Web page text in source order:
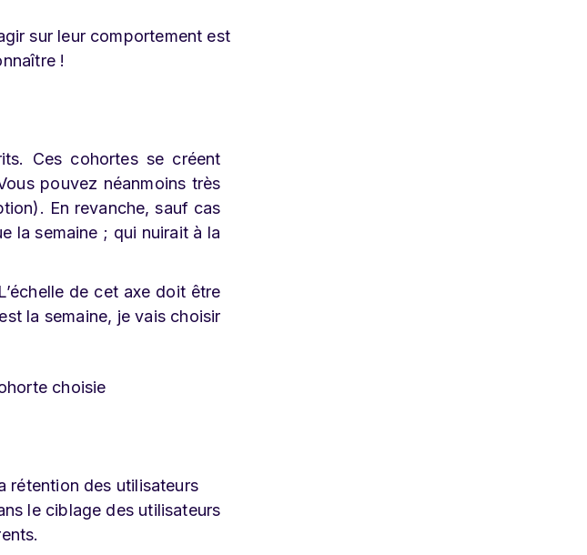
sur leur comportement est
!
Ces cohortes se créent
pouvez néanmoins très
En revanche, sauf cas
la semaine ; qui nuirait à la
de cet axe doit être
la semaine, je vais choisir
choisie
rétention des utilisateurs
le ciblage des utilisateurs